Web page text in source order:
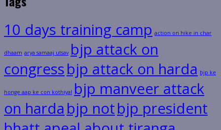
10 days training camp action on hike in char
dhaam arya samaaj utsav bjp attack on
congressbjp attack on harda bjp ke
honge aap ke con kothiyal bjp manveer attack
on harda bjp notbjp president